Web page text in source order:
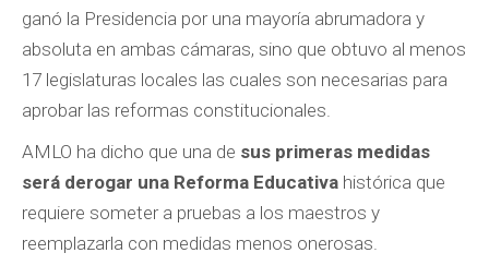
ganó la Presidencia por una mayoría abrumadora y
absoluta en ambas cámaras, sino que obtuvo al menos
17 legislaturas locales las cuales son necesarias para
aprobar las reformas constitucionales.
AMLO ha dicho que una de sus primeras medidas
será derogar una Reforma Educativa histórica que
requiere someter a pruebas a los maestros y
reemplazarla con medidas menos onerosas.